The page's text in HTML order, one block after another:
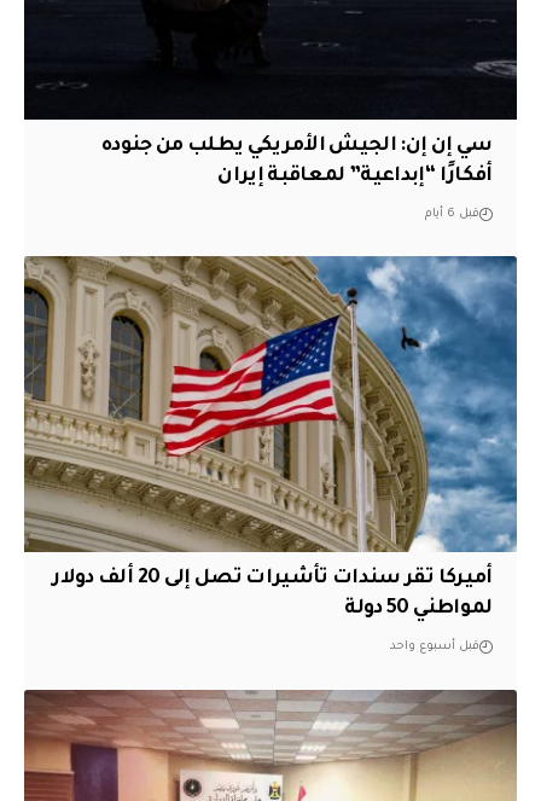
سي إن إن: الجيش الأمريكي يطلب من جنوده
أفكارًا “إبداعية” لمعاقبة إيران
قبل 6 أيام
أميركا تقر سندات تأشيرات تصل إلى 20 ألف دولار
لمواطني 50 دولة
قبل أسبوع واحد